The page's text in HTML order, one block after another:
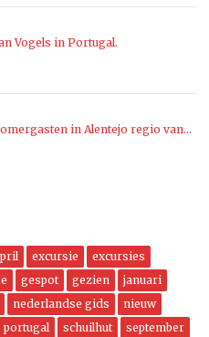
Vogels in Portugal.
in Alentejo regio van…
excursie
excursies
gespot gezien
januari
nederlandse gids
nieuw
portugal schuilhut
september